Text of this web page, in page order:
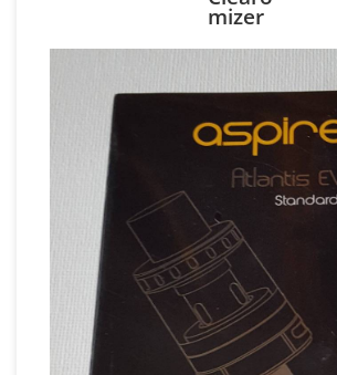
mizer